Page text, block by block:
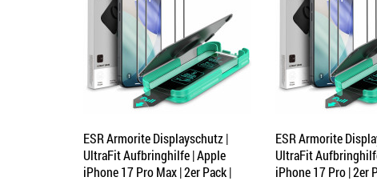
ESR Armorite Displayschutz |
UltraFit Aufbringhilfe | Apple
iPhone 17 Pro Max | 2er Pack |
ESR Armorite
UltraFit
iPhone 17 Pro | 2er